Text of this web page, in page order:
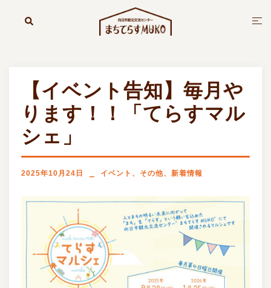
検
索
ト
【イベント告知】毎月や
ります！！「てらすマル
シェ」
2025年10月24日 イベント 、 その他、 新着情報